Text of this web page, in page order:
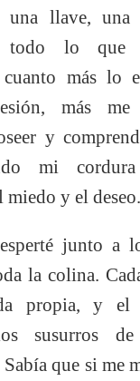
una llave,
todo lo que
más lo
más me
y
mi cordura
miedo y el deseo.
junto a
la colina.
propia, y el
susurros
que si me